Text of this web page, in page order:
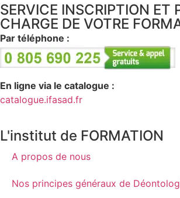
SERVICE INSCRIPTION ET
CHARGE DE VOTRE
Par téléphone :
En ligne via le catalogue :
catalogue.ifasad.fr
L'institut de FORMATION
A propos de nous
Nos principes généraux de